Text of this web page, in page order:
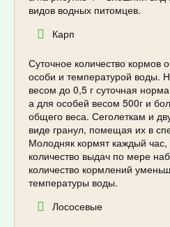
видов водных питомцев.
Карп
Суточное количество кормов
особи и температурой воды.
весом до 0,5 г суточная
а для особей весом 500г и
общего веса. Сеголеткам и
виде гранул, помещая их в
Молодняк кормят каждый
количество выдач по мере
количество кормлений
температуры воды.
Лососевые